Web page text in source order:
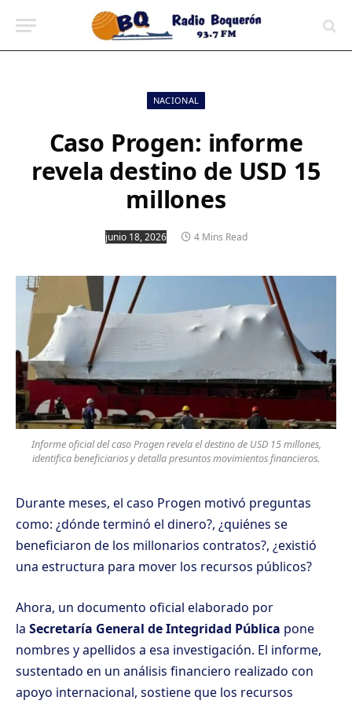
NACIONAL
Caso Progen: informe
revela destino de USD 15
millones
junio 18, 2026 4 Mins Read
Informe oficial del caso Progen revela el destino de USD 15 millones,
identifica beneficiarios y detalla presuntos movimientos financieros.
Durante meses, el caso Progen motivó preguntas
como: ¿dónde terminó el dinero?, ¿quiénes se
beneficiaron de los millonarios contratos?, ¿existió
una estructura para mover los recursos públicos?
Ahora, un documento oficial elaborado por
la Secretaría General de Integridad Pública pone
nombres y apellidos a esa investigación. El informe,
sustentado en un análisis financiero realizado con
apoyo internacional, sostiene que los recursos